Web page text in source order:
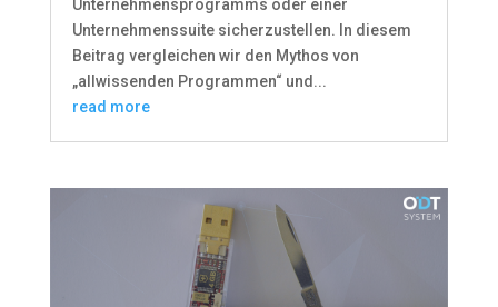
Unternehmensprogramms oder einer
Unternehmenssuite sicherzustellen. In diesem
Beitrag vergleichen wir den Mythos von
„allwissenden Programmen“ und...
read more